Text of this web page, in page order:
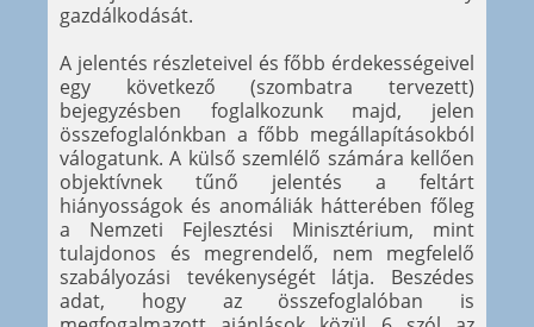
gazdálkodását.
A jelentés részleteivel és főbb érdekességeivel
egy következő (szombatra tervezett)
bejegyzésben foglalkozunk majd, jelen
összefoglalónkban a főbb megállapításokból
válogatunk. A külső szemlélő számára kellően
objektívnek tűnő jelentés a feltárt
hiányosságok és anomáliák hátterében főleg
a Nemzeti Fejlesztési Minisztérium, mint
tulajdonos és megrendelő, nem megfelelő
szabályozási tevékenységét látja. Beszédes
adat, hogy az összefoglalóban is